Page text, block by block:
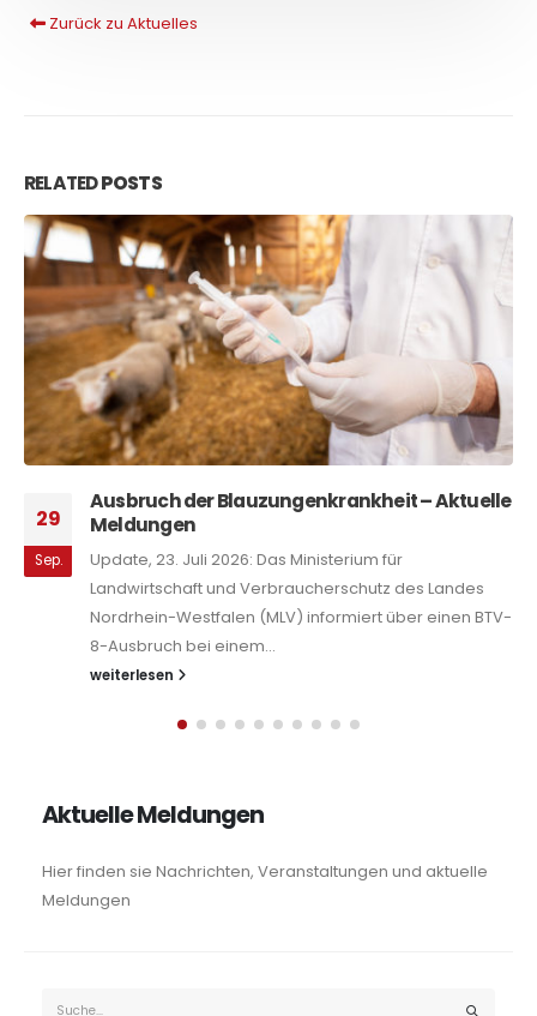
Zurück zu Aktuelles
RELATEDPOSTS
29
Sep.
Ausbruch der Blauzungenkrankheit – Aktuelle
Meldungen
Update, 23. Juli 2026: Das Ministerium für
Landwirtschaft und Verbraucherschutz des Landes
Nordrhein-Westfalen (MLV) informiert über einen BTV-
8-Ausbruch bei einem...
weiterlesen
Aktuelle Meldungen
Hier finden sie Nachrichten, Veranstaltungen und aktuelle
Meldungen